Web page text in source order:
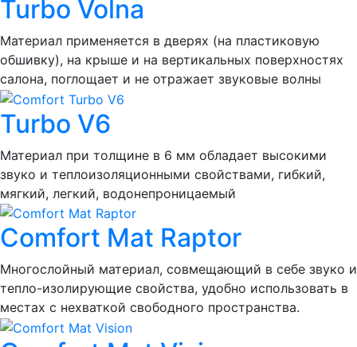
Turbo Volna
Материал применяется в дверях (на пластиковую
обшивку), на крыше и на вертикальных поверхностях
салона, поглощает и не отражает звуковые волны
Turbo V6
Материал при толщине в 6 мм обладает высокими
звуко и теплоизоляционными свойствами, гибкий,
мягкий, легкий, водонепроницаемый
Comfort Mat Raptor
Многослойный материал, совмещающий в себе звуко и
тепло-изолирующие свойства, удобно использовать в
местах с нехваткой свободного пространства.